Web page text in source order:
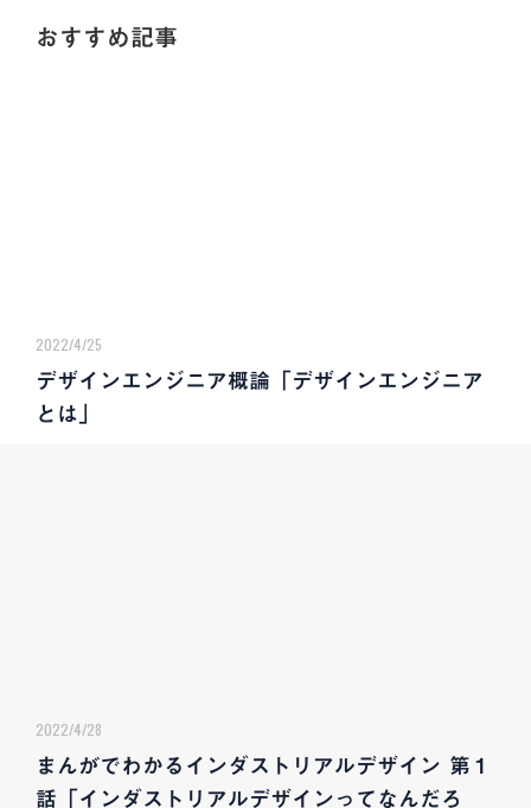
おすすめ記事
2022/4/25
デザインエンジニア概論「デザインエンジニア
とは」
2022/4/28
まんがでわかるインダストリアルデザイン 第１
話「インダストリアルデザインってなんだろ